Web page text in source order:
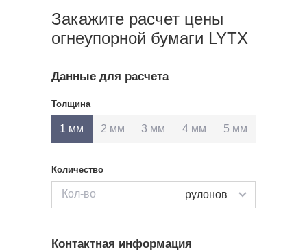
Закажите расчет цены
огнеупорной бумаги LYTX
Данные для расчета
Толщина
1 мм 2 мм 3 мм 4 мм 5 мм
Количество
рулонов
Контактная информация